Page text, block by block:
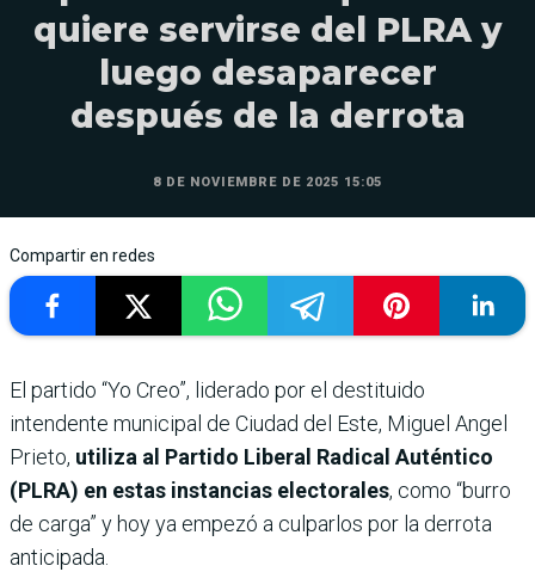
quiere servirse del PLRA y
luego desaparecer
después de la derrota
8 DE NOVIEMBRE DE 2025 15:05
Compartir en redes
El partido “Yo Creo”, liderado por el destituido
intendente municipal de Ciudad del Este, Miguel Angel
Prieto, utiliza al Partido Liberal Radical Auténtico
(PLRA) en estas instancias electorales, como “burro
de carga” y hoy ya empezó a culparlos por la derrota
anticipada.